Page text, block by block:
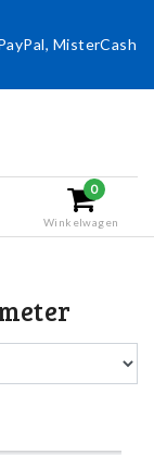
MisterCash
0
Winkelwagen